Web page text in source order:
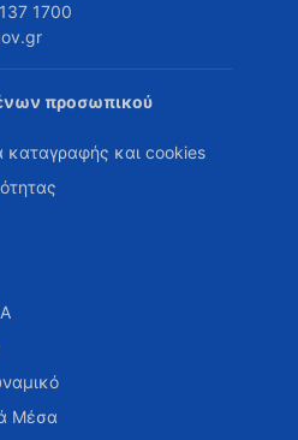
1700
προσωπικού
καταγραφής και cookies
Μέσα